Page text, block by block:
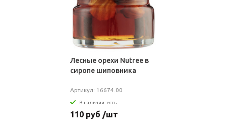
Лесные орехи Nutree в
сиропе шиповника
Артикул: 16674.00
В наличии: есть
110 руб /шт